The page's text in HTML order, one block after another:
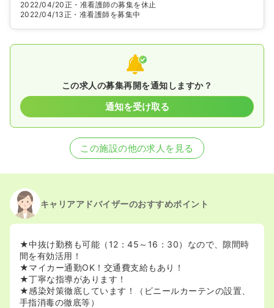
2022/04/20正・准看護師の募集を休止
2022/04/13正・准看護師を募集中
この求人の募集再開を通知しますか？
通知を受け取る
この施設の他の求人を見る
キャリアアドバイザーのおすすめポイント
★中抜け勤務も可能（12：45～16：30）なので、隙間時
間を有効活用！
★マイカー通勤OK！交通費支給もあり！
★丁寧な指導があります！
★感染対策徹底しています！（ビニールカーテンの設置、
手指消毒の徹底等）